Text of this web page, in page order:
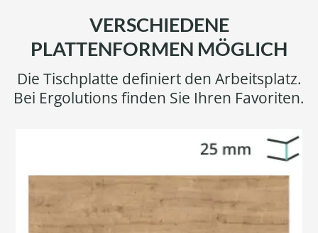
VERSCHIEDENE
PLATTENFORMEN MÖGLICH
Die Tischplatte definiert den Arbeitsplatz.
Bei Ergolutions finden Sie Ihren Favoriten.